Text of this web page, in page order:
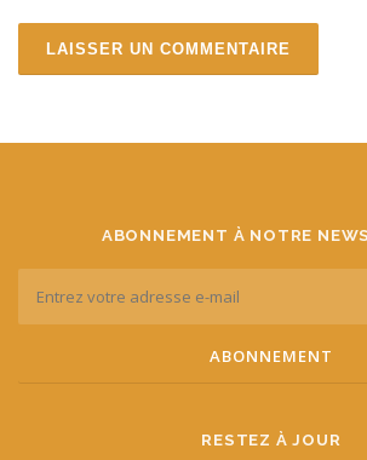
ABONNEMENT À NOTRE
RESTEZ À JOUR